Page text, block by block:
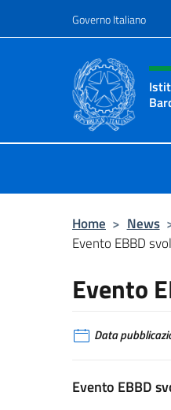
Governo Italiano
Intestazione
Home > News
Evento EBBD
Evento
Data
Evento EBBD